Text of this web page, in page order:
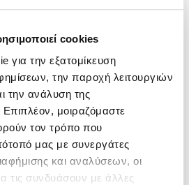
cookies
για την εξατομίκευση
την παροχή λειτουργιών
την ανάλυση της
μοιραζόμαστε
τον τρόπο που
μας με συνεργάτες
και αναλύσεων, οι
τις συνδυάσουν με άλλες